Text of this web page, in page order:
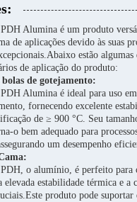
Alumina é um produto
de aplicações devido às suas
estão
de aplicação do produto:
bolas de gotejamento:
Alumina é ideal para uso
fornecendo excelente
de ≥ 900 °C. Seu
o bem adequado para
um desempenho
o alumínio, é perfeito para
elevada estabilidade térmica e a
produto pode suportar